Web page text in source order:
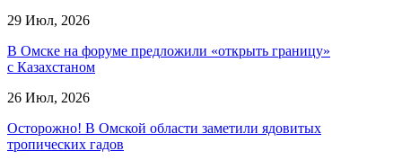
29 Июл, 2026
В Омске на форуме предложили «открыть границу»
с Казахстаном
26 Июл, 2026
Осторожно! В Омской области заметили ядовитых
тропических гадов